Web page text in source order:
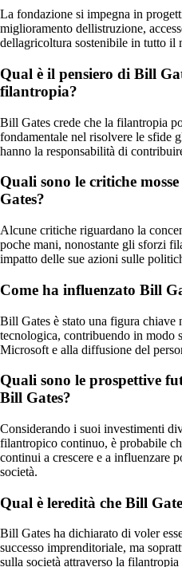
La fondazione si impegna in
miglioramento dellistruzione,
dellagricoltura sostenibile in tutto il
Qual è il pensiero di Bill
filantropia?
Bill Gates crede che la filantropia
fondamentale nel risolvere le sfide
hanno la responsabilità di
Quali sono le critiche
Gates?
Alcune critiche riguardano la
poche mani, nonostante gli sforzi
impatto delle sue azioni sulle
Come ha influenzato Bill
Bill Gates è stato una figura
tecnologica, contribuendo in modo
Microsoft e alla diffusione del
Quali sono le prospettive
Bill Gates?
Considerando i suoi investimenti
filantropico continuo, è probabile
continui a crescere e a influenzare
società.
Qual è leredità che Bill
Bill Gates ha dichiarato di voler
successo imprenditoriale, ma
sulla società attraverso la